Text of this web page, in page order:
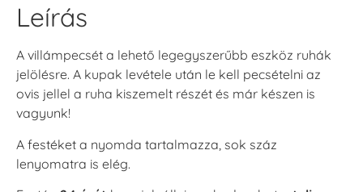
Leírás
A villámpecsét a lehető legegyszerűbb eszköz ruhák
jelölésre. A kupak levétele után le kell pecsételni az
ovis jellel a ruha kiszemelt részét és már készen is
vagyunk!
A festéket a nyomda tartalmazza, sok száz
lenyomatra is elég.